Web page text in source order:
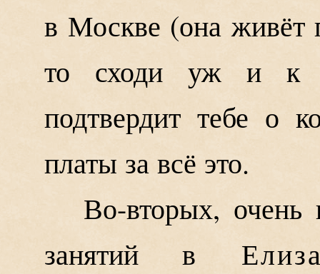
в Москве (она живёт
то сходи уж и к
подтвердит тебе о
платы за всё это.
Во-вторых, очень
занятий в